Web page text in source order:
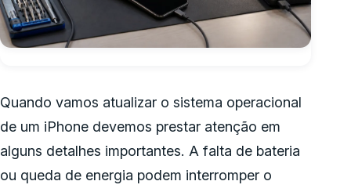
Quando vamos atualizar o sistema operacional
de um iPhone devemos prestar atenção em
alguns detalhes importantes. A falta de bateria
ou queda de energia podem interromper o